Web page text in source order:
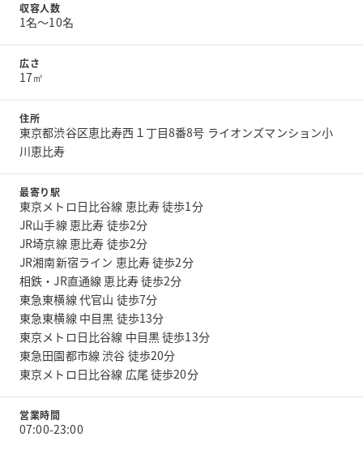
収容人数
1名〜10名
広さ
17㎡
住所
東京都渋谷区恵比寿西１丁目8番8号 ライオンズマンション小
川恵比寿
最寄り駅
東京メトロ日比谷線 恵比寿 徒歩1分
JR山手線 恵比寿 徒歩2分
JR埼京線 恵比寿 徒歩2分
JR湘南新宿ライン 恵比寿 徒歩2分
相鉄・JR直通線 恵比寿 徒歩2分
東急東横線 代官山 徒歩7分
東急東横線 中目黒 徒歩13分
東京メトロ日比谷線 中目黒 徒歩13分
東急田園都市線 渋谷 徒歩20分
東京メトロ日比谷線 広尾 徒歩20分
営業時間
07:00-23:00